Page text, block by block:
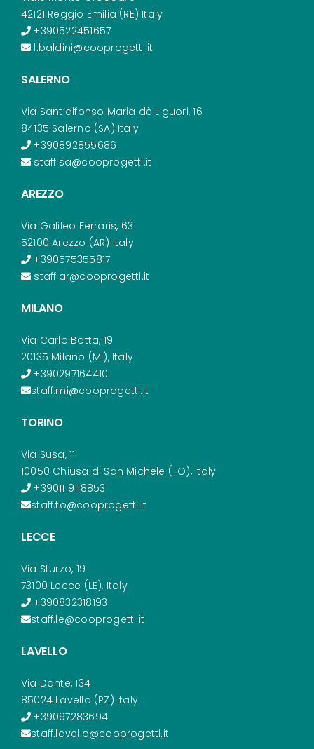
42121 Reggio Emilia (RE) Italy
+390522451657
l.baldini@cooprogetti.it
SALERNO
Via Sant’alfonso Maria dè Liguori, 16
84135 Salerno (SA) Italy
+390892855686
staff.sa@cooprogetti.it
AREZZO
Via Galileo Ferraris, 63
52100 Arezzo (AR) Italy
+390575355817
staff.ar@cooprogetti.it
MILANO
Via Carlo Botta, 19
20135 Milano (MI), Italy
+390297164410
staff.mi@cooprogetti.it
TORINO
Via Susa, 11
10050 Chiusa di San Michele (TO), Italy
+3901119118853
staff.to@cooprogetti.it
LECCE
Via Sturzo, 19
73100 Lecce (LE), Italy
+390832318193
staff.le@cooprogetti.it
LAVELLO
Via Dante, 134
85024 Lavello (PZ) Italy
+39097283694
staff.lavello@cooprogetti.it